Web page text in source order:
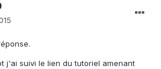
j'ai suivi le lien du tutoriel amenant